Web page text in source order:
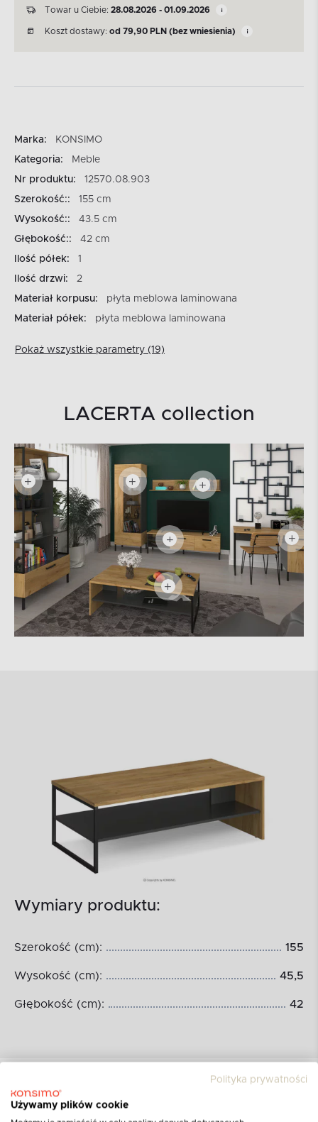
Towar u Ciebie: 28.08.2026 - 01.09.2026
Koszt dostawy: od 79,90 PLN (bez wniesienia)
Marka:
KONSIMO
Kategoria:
Meble
Nr produktu:
12570.08.903
Szerokość::
155 cm
Wysokość::
43.5 cm
Głębokość::
42 cm
Ilość półek:
1
Ilość drzwi:
2
Materiał korpusu:
płyta meblowa laminowana
Materiał półek:
płyta meblowa laminowana
Pokaż wszystkie parametry (19)
LACERTA collection
Wymiary produktu:
Szerokość (cm): 155
Wysokość (cm): 45,5
Głębokość (cm): 42
Polityka prywatności
Używamy plików cookie